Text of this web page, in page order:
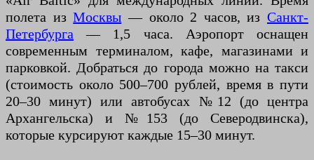
полета изМосквы — около 2 часов, из Санкт-
Петербурга — 1,5 часа. Аэропорт оснащен
современным терминалом, кафе, магазинами и
парковкой. Добраться до города можно на такси
(стоимость около 500–700 рублей, время в пути
20–30 минут) или автобусах №12 (до центра
Архангельска) и №153 (до Северодвинска),
которые курсируют каждые 15–30 минут.